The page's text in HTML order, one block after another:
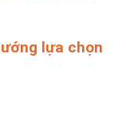
lựa chọn